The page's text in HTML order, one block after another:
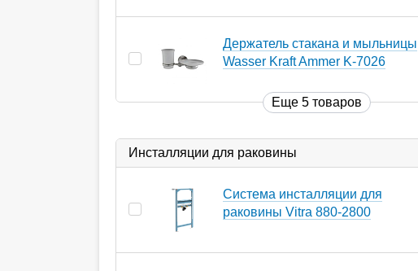
Держатель стакана и мыльницы
Wasser Kraft Ammer K-7026
Еще 5 товаров
Инсталляции для раковины
Система инсталляции для
раковины Vitra 880-2800